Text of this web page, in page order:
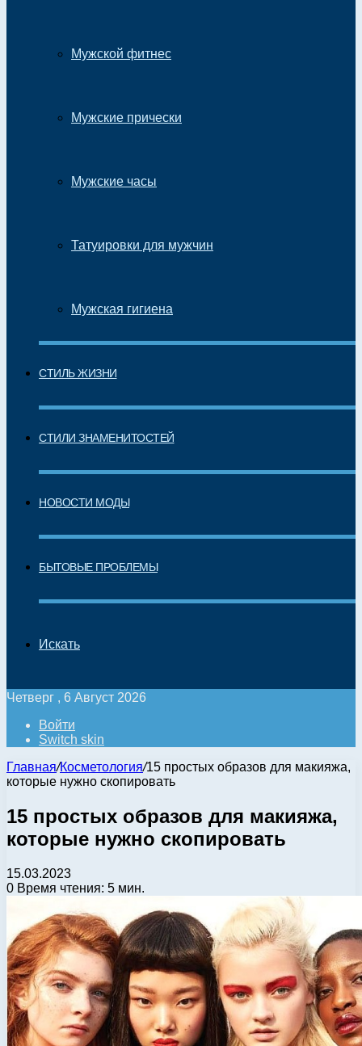
Мужской фитнес
Мужские прически
Мужские часы
Татуировки для мужчин
Мужская гигиена
СТИЛЬ ЖИЗНИ
СТИЛИ ЗНАМЕНИТОСТЕЙ
НОВОСТИ МОДЫ
БЫТОВЫЕ ПРОБЛЕМЫ
Искать
Четверг , 6 Август 2026
Войти
Switch skin
Главная/Косметология/15 простых образов для макияжа,
которые нужно скопировать
15 простых образов для макияжа,
которые нужно скопировать
15.03.2023
0 Время чтения: 5 мин.